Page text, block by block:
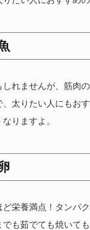
れませんが、筋肉
太りたい人にもお
りますよ。
栄養満点！タンパ
も茹でても焼いて